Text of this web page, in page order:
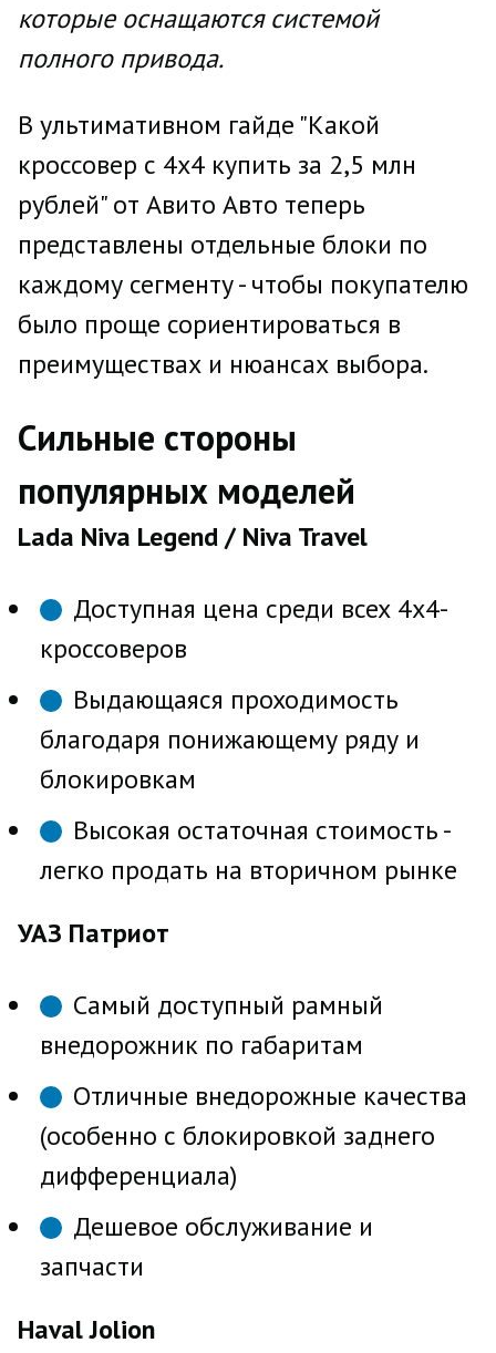
которые оснащаются системой
полного привода.
В ультимативном гайде "Какой
кроссовер с 4х4 купить за 2,5 млн
рублей" от Авито Авто теперь
представлены отдельные блоки по
каждому сегменту - чтобы покупателю
было проще сориентироваться в
преимуществах и нюансах выбора.
Сильные стороны
популярных моделей
Lada Niva Legend / Niva Travel
Доступная цена среди всех 4х4-
кроссоверов
Выдающаяся проходимость
благодаря понижающему ряду и
блокировкам
Высокая остаточная стоимость -
легко продать на вторичном рынке
УАЗ Патриот
Самый доступный рамный
внедорожник по габаритам
Отличные внедорожные качества
(особенно с блокировкой заднего
дифференциала)
Дешевое обслуживание и
запчасти
Haval Jolion